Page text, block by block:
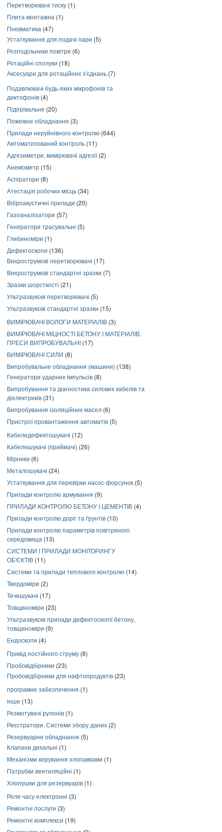
Перетворювачі тиску (1)
Плита монтажна (1)
Пневматика (47)
Устаткування для подачі пари (5)
Розподільники повітря (6)
Ротаційні сполуки (18)
Аксесуари для ротаційних з'єднань (7)
Подавлювачі будь-яких мікрофонів та
диктофонів (4)
Підігрівальне (20)
Пожежне обладнання (3)
Прилади неруйнівного контролю (644)
Автоматизований контроль (11)
Адгезиметри, вимірювачі адгезії(2)
Анемометр (15)
Аспіратори (8)
Атестація робочих місць (34)
Віброакустичні прилади (20)
Газоаналізатори (57)
Генератори трасувальні (5)
Глибиноміри (1)
Дефектоскопи (136)
Вихрострумові перетворювачі (17)
Вихрострумові стандартні зразки (7)
Зразки шорсткості (21)
Ультразвукові перетворювачі (5)
Ультразвукові стандартні зразки (15)
ВИМІРЮВАЧІ ВОЛОГИ МАТЕРІАЛІВ (3)
ВИМІРЮВАЧІ МІЦНОСТІ БЕТОНУ І МАТЕРІАЛІВ,
ПРЕСИ ВИПРОБУВАЛЬНІ (17)
ВИМІРЮВАЧІ СИЛИ (8)
Випробувальне обладнання (машини) (138)
Генератори ударних імпульсів (8)
Випробування та діагностика силових кабелів та
діелектриків (31)
Випробування ізоляційних масел (6)
Пристрої провантаження автоматів (5)
Кабеледефектошукачі (12)
Кабелешукачі (приймачі) (26)
Мірники (6)
Металошукачі (24)
Устаткування для перевірки насос-форсунок (5)
Прилади контролю армування (9)
ПРИЛАДИ КОНТРОЛЮ БЕТОНУ І ЦЕМЕНТІВ (4)
Прилади контролю доріг та ґрунтів (10)
Прилади контролю параметрів повітряного
середовища (13)
СИСТЕМИ І ПРИЛАДИ МОНІТОРИНГУ
ОБ'ЄКТІВ (11)
Системи та прилади теплового контролю (14)
Твердоміри (2)
Течешукачі (17)
Товщиноміри (23)
Ультразвукові прилади дефектоскопії бетону,
товщиноміри (9)
Ендоскопи (4)
Привід постійного струму (8)
Пробовідбірники (23)
Пробовідбірники для нафтопродуктів (23)
програмне забезпечення (1)
інше (13)
Розмотувачі рулонів (1)
Реєстратори. Системи збору даних (2)
Резервуарне обладнання (5)
Клапани дихальні (1)
Механізми керування хлопавками (1)
Патрубки вентиляційні (1)
Хлопушки для резервуарів (1)
Реле часу електронні (3)
Ремонтні послуги (3)
Ремонтні комплекси (19)